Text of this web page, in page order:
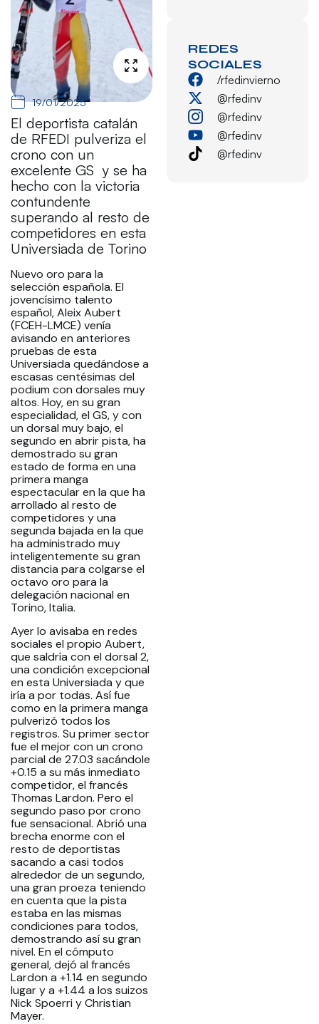
19/01/2025
El deportista catalán
de RFEDI pulveriza el
crono con un
excelente GS y se ha
hecho con la victoria
contundente
superando al resto de
competidores en esta
Universiada de Torino
Nuevo oro para la
selección española. El
jovencísimo talento
español, Aleix Aubert
(FCEH-LMCE) venía
avisando en anteriores
pruebas de esta
Universiada quedándose a
escasas centésimas del
podium con dorsales muy
altos. Hoy, en su gran
especialidad, el GS, y con
un dorsal muy bajo, el
segundo en abrir pista, ha
demostrado su gran
estado de forma en una
primera manga
espectacular en la que ha
arrollado al resto de
competidores y una
segunda bajada en la que
ha administrado muy
inteligentemente su gran
distancia para colgarse el
octavo oro para la
delegación nacional en
Torino, Italia.
Ayer lo avisaba en redes
sociales el propio Aubert,
que saldría con el dorsal 2,
una condición excepcional
en esta Universiada y que
iría a por todas. Así fue
como en la primera manga
pulverizó todos los
registros. Su primer sector
fue el mejor con un crono
parcial de 27.03 sacándole
+0.15 a su más inmediato
competidor, el francés
Thomas Lardon. Pero el
segundo paso por crono
fue sensacional. Abrió una
brecha enorme con el
resto de deportistas
sacando a casi todos
alrededor de un segundo,
una gran proeza teniendo
en cuenta que la pista
estaba en las mismas
condiciones para todos,
demostrando así su gran
nivel. En el cómputo
general, dejó al francés
Lardon a +1.14 en segundo
lugar y a +1.44 a los suizos
Nick Spoerri y Christian
Mayer.
REDES
SOCIALES
/rfedinvierno
@rfedinv
@rfedinv
@rfedinv
@rfedinv